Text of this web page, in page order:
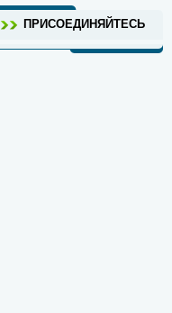
ПРИСОЕДИНЯЙТЕСЬ